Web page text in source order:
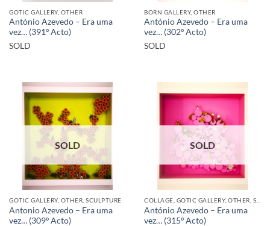
GOTIC GALLERY, OTHER
António Azevedo – Era uma
vez… (391º Acto)
SOLD
BORN GALLERY, OTHER
António Azevedo – Era uma
vez… (302º Acto)
SOLD
SOLD
GOTIC GALLERY, OTHER, SCULPTURE
Antonio Azevedo – Era uma
vez… (309º Acto)
SOLD
António Azevedo – Era uma
vez… (315º Acto)